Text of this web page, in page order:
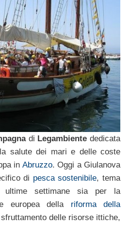
di Legambiente dedicata
salute dei mari e delle coste
in Abruzzo. Oggi a Giulanova
di pesca sostenibile, tema
ultime settimane sia per la
europea della riforma della
delle risorse ittiche,